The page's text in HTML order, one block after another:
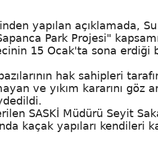
yapılan açıklamada,
Park Projesi"
15 Ocak'ta sona erdiği
hak sahipleri
ve yıkım kararını
SASKİ Müdürü Seyit
kaçak yapıları kendileri